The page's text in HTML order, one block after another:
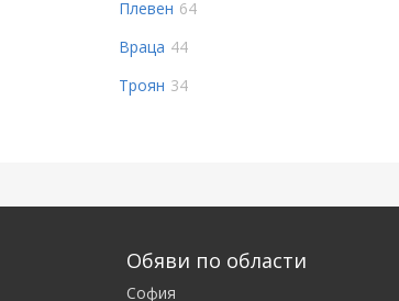
Плевен 64
Враца 44
Троян 34
Обяви по области
София